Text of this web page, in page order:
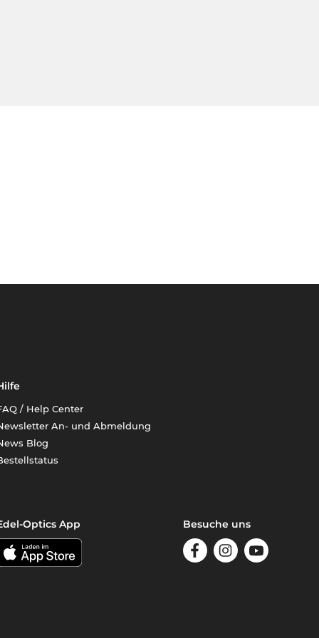
/ Help Center
An- und Abmeldung
Blog
Optics App Besuche uns